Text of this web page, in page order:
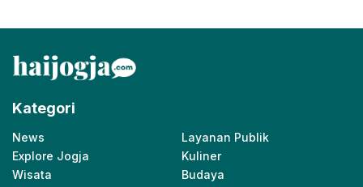
Kategori
News
Layanan Publik
Explore Jogja
Kuliner
Wisata
Budaya